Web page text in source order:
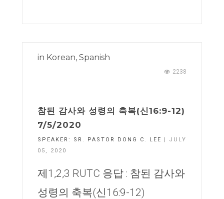
in Korean, Spanish
2238
참된 감사와 성령의 축복(신16:9-12)
7/5/2020
SPEAKER: SR. PASTOR DONG C. LEE
| JULY
05, 2020
제1,2,3 RUTC 응답 : 참된 감사와
성령의 축복(신16:9-12)